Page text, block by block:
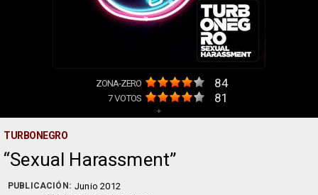
ZONA-ZERO 84
7VOTOS 81
+
TURBONEGRO
Sexual Harassment
PUBLICACIÓN: Junio 2012